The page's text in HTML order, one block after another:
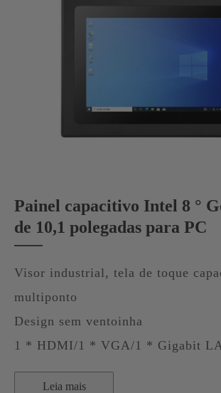
Painel capacitivo Intel 8 °
de 10,1 polegadas para PC
Visor industrial, tela de toque
multiponto
Design sem ventoinha
1 * HDMI/1 * VGA/1 * Gigabit
Leia mais